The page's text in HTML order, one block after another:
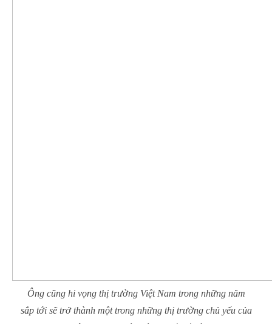
Ông cũng hi vọng thị trường Việt Nam trong những năm
sắp tới sẽ trở thành một trong những thị trường chủ yếu của